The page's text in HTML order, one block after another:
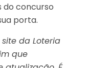
do concurso
porta.
da Loteria
que